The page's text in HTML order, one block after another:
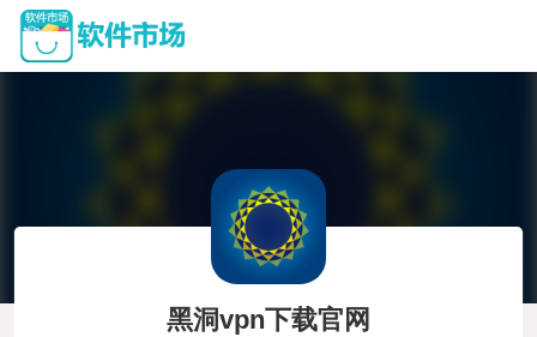
黑洞vpn下载官网